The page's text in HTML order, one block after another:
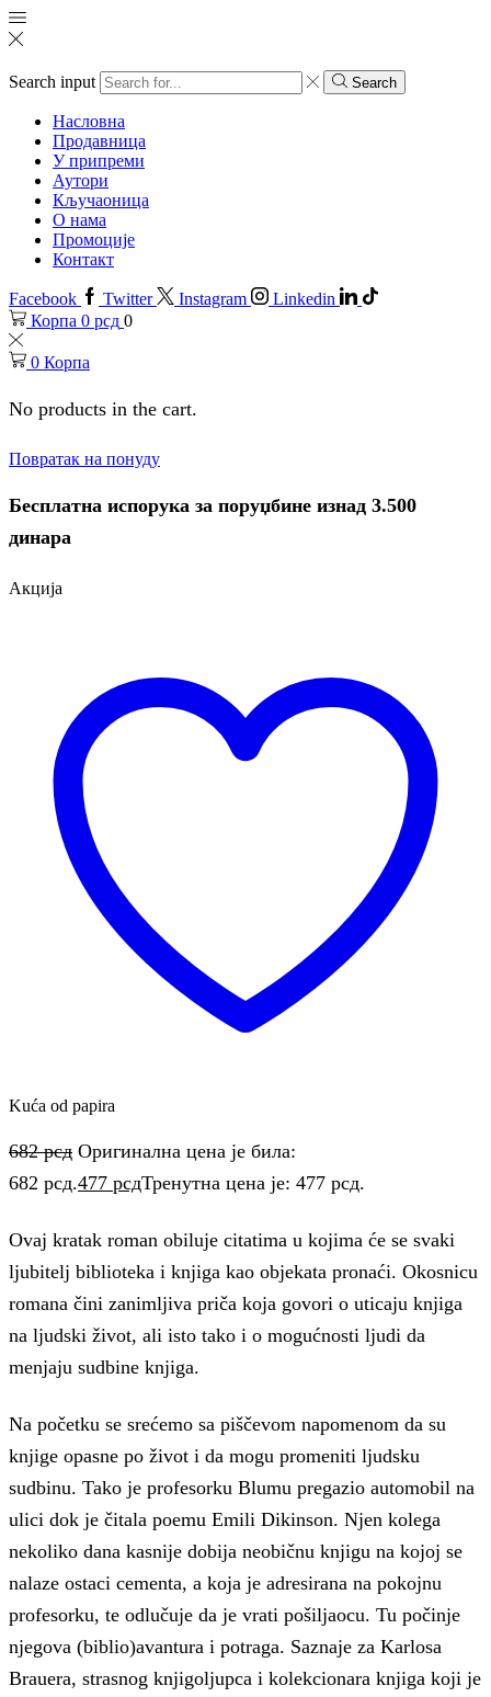
Search input Search
Насловна
Продавница
У припреми
Аутори
Кључаоница
О нама
Промоције
Контакт
Facebook Twitter Instagram
Linkedin
Корпа 0 рсд 0
0 Корпа
No products in the cart.
Повратак на понуду
Бесплатна испорука за поруџбине изнад 3.500
динара
Акција
Kuća od papira
682рсд Оригинална цена је била:
682 рсд.477 рсдТренутна цена је: 477 рсд.
Ovaj kratak roman obiluje citatima u kojima će se svaki
ljubitelj biblioteka i knjiga kao objekata pronaći. Okosnicu
romana čini zanimljiva priča koja govori o uticaju knjiga
na ljudski život, ali isto tako i o mogućnosti ljudi da
menjaju sudbine knjiga.
Na početku se srećemo sa piščevom napomenom da su
knjige opasne po život i da mogu promeniti ljudsku
sudbinu. Tako je profesorku Blumu pregazio automobil na
ulici dok je čitala poemu Emili Dikinson. Njen kolega
nekoliko dana kasnije dobija neobičnu knjigu na kojoj se
nalaze ostaci cementa, a koja je adresirana na pokojnu
profesorku, te odlučuje da je vrati pošiljaocu. Tu počinje
njegova (biblio)avantura i potraga. Saznaje za Karlosa
Brauera, strasnog knjigoljupca i kolekcionara knjiga koji je